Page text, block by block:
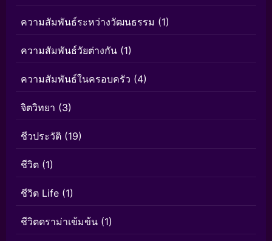
ความสัมพันธ์ระหว่างวัฒนธรรม (1)
ความสัมพันธ์วัยต่างกัน (1)
ความสัมพันธ์ในครอบครัว (4)
จิตวิทยา (3)
ชีวประวัติ (19)
ชีวิต (1)
ชีวิต Life (1)
ชีวิตดราม่าเข้มข้น (1)